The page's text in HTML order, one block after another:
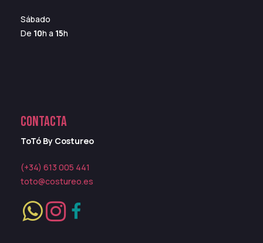
Sábado
De 10h a 15h
CONTACTA
ToTó By Costureo
(+34) 613 005 441
toto@costureo.es